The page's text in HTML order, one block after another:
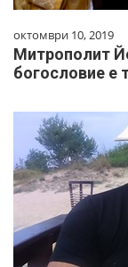
октомври 10, 2019
Митрополит
богословие е